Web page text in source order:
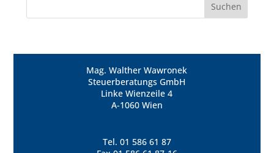
Mag. Walther Wawronek
Steuerberatungs GmbH
Linke Wienzeile 4
A-1060 Wien
Tel. 01 586 61 87